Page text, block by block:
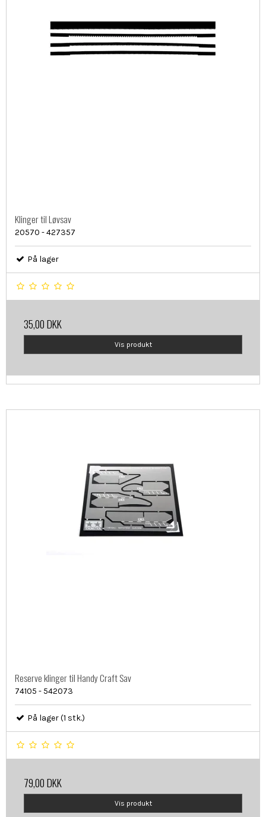
Klinger til Løvsav
20570 - 427357
På lager
35,00 DKK
Vis produkt
Reserve klinger til Handy Craft Sav
74105 - 542073
På lager (1 stk.)
79,00 DKK
Vis produkt